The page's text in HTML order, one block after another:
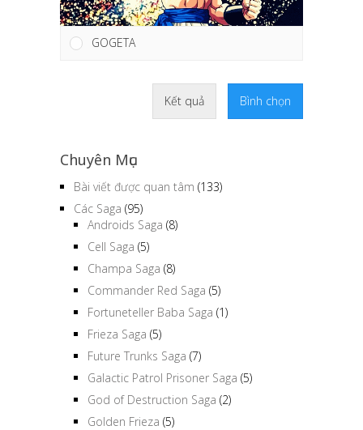
GOGETA
Kết quả Bình chọn
Chuyên Mục
Bài viết được quan tâm (133)
Các Saga (95)
Androids Saga (8)
Cell Saga (5)
Champa Saga (8)
Commander Red Saga (5)
Fortuneteller Baba Saga (1)
Frieza Saga (5)
Future Trunks Saga (7)
Galactic Patrol Prisoner Saga (5)
God of Destruction Saga (2)
Golden Frieza (5)